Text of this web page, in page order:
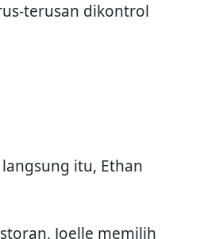
terusan dikontrol
itu, Ethan
Joelle memilih